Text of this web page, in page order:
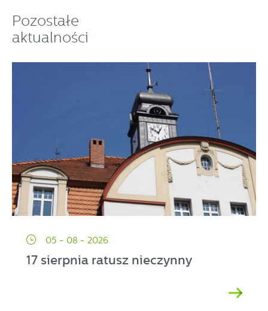
Pozostałe
aktualności
05 - 08 - 2026
17 sierpnia ratusz nieczynny